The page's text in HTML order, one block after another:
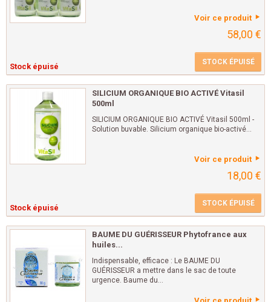
Voir ce produit
58,00 €
Stock épuisé STOCK ÉPUISÉ
SILICIUM ORGANIQUE BIO ACTIVÉ Vitasil
500ml
SILICIUM ORGANIQUE BIO ACTIVÉ Vitasil 500ml -
Solution buvable. Silicium organique bio-activé...
Voir ce produit
18,00 €
Stock épuisé STOCK ÉPUISÉ
BAUME DU GUÉRISSEUR Phytofrance aux
huiles...
Indispensable, efficace : Le BAUME DU
GUÉRISSEUR a mettre dans le sac de toute
urgence. Baume du...